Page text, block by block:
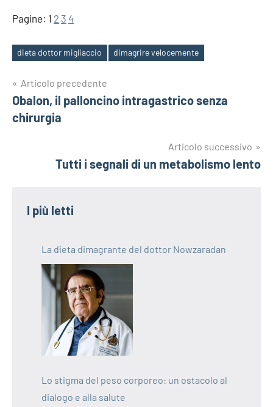
Pagine: 1 2 3 4
Tag
dieta dottor migliaccio dimagrire velocemente
Navigazione
articoli
Articolo precedente
Obalon, il palloncino intragastrico senza
chirurgia
Articolo successivo
Tutti i segnali di un metabolismo lento
I più letti
La dieta dimagrante del dottor Nowzaradan
Lo stigma del peso corporeo: un ostacolo al
dialogo e alla salute